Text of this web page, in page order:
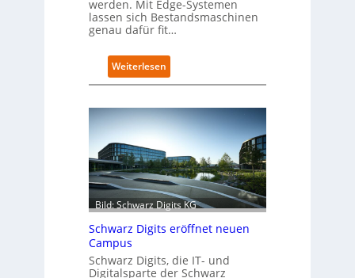
werden. Mit Edge-Systemen
lassen sich Bestandsmaschinen
genau dafür fit…
Weiterlesen:
R
t
r
o
f
i
t
-
D
t
n
Bild: Schwarz Digits KG
Schwarz Digits eröffnet neuen
Campus
Schwarz Digits, die IT- und
Digitalsparte der Schwarz